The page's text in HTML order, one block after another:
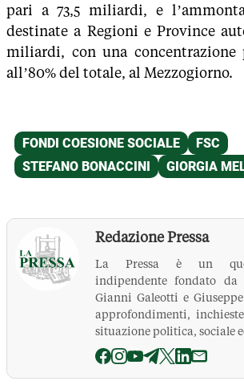
pari a 73,5 miliardi, e
destinate a Regioni e Province
miliardi, con una concentrazione
all’80% del totale, al Mezzogiorno.
Redazione Pressa
La Pressa è un
indipendente fondato da
Gianni Galeotti e
approfondimenti,
situazione politica, sociale